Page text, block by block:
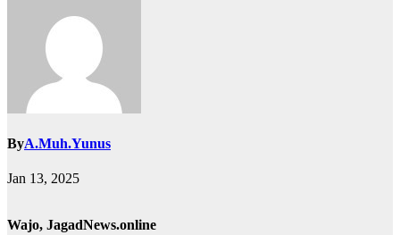
ByA.Muh.Yunus
Jan 13, 2025
Wajo, JagadNews.online